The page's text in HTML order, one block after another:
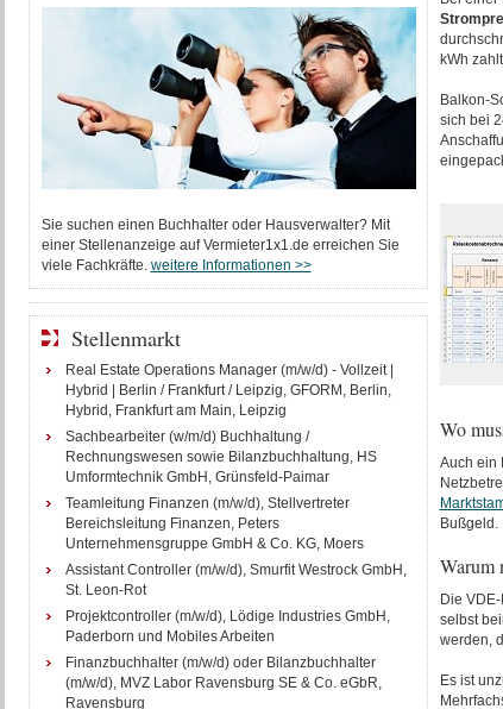
kWh
Balkon-
sich bei
Wo
Auch ein
Bußgeld.
Warum
Die
selbst
werden,
Es ist
Sie suchen einen Buchhalter oder Hausverwalter? Mit
einer Stellenanzeige auf Vermieter1x1.de erreichen Sie
viele Fachkräfte. weitere Informationen >>
Stellenmarkt
Real Estate Operations Manager (m/w/d) - Vollzeit |
Hybrid | Berlin / Frankfurt / Leipzig, GFORM, Berlin,
Hybrid, Frankfurt am Main, Leipzig
Sachbearbeiter (w/m/d) Buchhaltung /
Rechnungswesen sowie Bilanzbuchhaltung, HS
Umformtechnik GmbH, Grünsfeld-Paimar
Teamleitung Finanzen (m/w/d), Stellvertreter
Bereichsleitung Finanzen, Peters
Unternehmensgruppe GmbH & Co. KG, Moers
Assistant Controller (m/w/d), Smurfit Westrock GmbH,
St. Leon-Rot
Projektcontroller (m/w/d), Lödige Industries GmbH,
Paderborn und Mobiles Arbeiten
Finanzbuchhalter (m/w/d) oder Bilanzbuchhalter
(m/w/d), MVZ Labor Ravensburg SE & Co. eGbR,
Ravensburg